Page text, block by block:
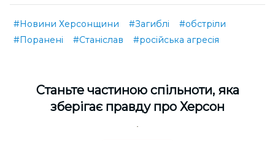
#Новини Херсонщини #Загиблі
#обстріли
#Поранені
#Станіслав #російська агресія
Cтаньте частиною спільноти, яка
зберігає правду про Херсон